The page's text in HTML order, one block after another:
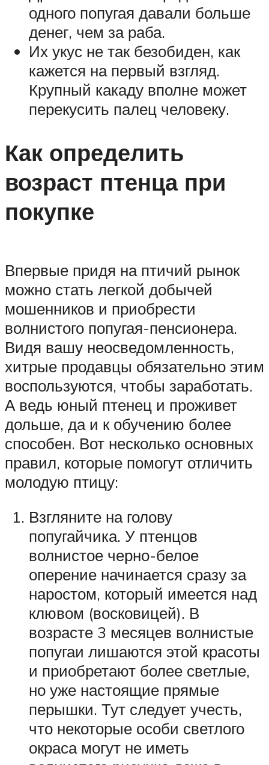
одного попугая давали больше
денег, чем за раба.
Их укус не так безобиден, как
кажется на первый взгляд.
Крупный какаду вполне может
перекусить палец человеку.
Как определить
возраст птенца при
покупке
Впервые придя на птичий рынок
можно стать легкой добычей
мошенников и приобрести
волнистого попугая-пенсионера.
Видя вашу неосведомленность,
хитрые продавцы обязательно этим
воспользуются, чтобы заработать.
А ведь юный птенец и проживет
дольше, да и к обучению более
способен. Вот несколько основных
правил, которые помогут отличить
молодую птицу:
Взгляните на голову
попугайчика. У птенцов
волнистое черно-белое
оперение начинается сразу за
наростом, который имеется над
клювом (восковицей). В
возрасте 3 месяцев волнистые
попугаи лишаются этой красоты
и приобретают более светлые,
но уже настоящие прямые
перышки. Тут следует учесть,
что некоторые особи светлого
окраса могут не иметь